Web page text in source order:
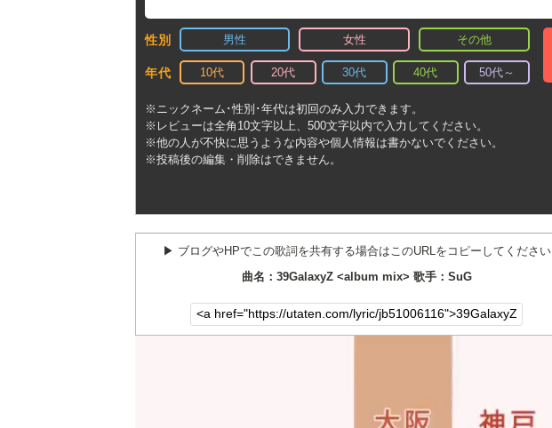
性別 男性 女性 その他
年代 10代 20代 30代 40代 50代～
※ニックネーム･性別･年代は初回のみ入力できます。
※レビューは全角10文字以上、500文字以内で入力してください。
※他の人が不快に思うような内容や個人情報は書かないでください。
※投稿後の編集・削除はできません。
▶︎ ブログやHPでこの歌詞を共有する場合はこのURLをコピーしてください
曲名：39GalaxyZ <album mix> 歌手：SuG